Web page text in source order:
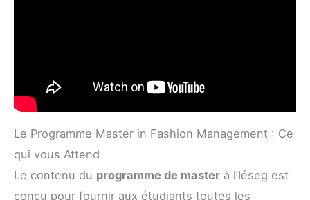
Le Programme Master in Fashion Management : Ce
qui vous Attend
Le contenu du programme de master à l’Iéseg est
conçu pour fournir aux étudiants toutes les